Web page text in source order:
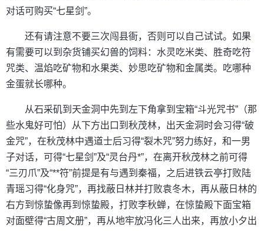
对话可购买“七星剑”。
还有请注意不要三次闯县衙，否则可以自己试试。如果
有需要可以到杂货铺买幻兽的饲料：水灵吃米类、胜奇吃符
咒类、温焰吃矿物和水果类、妙思吃矿物和金属类。吃哪种
金蛋就长哪种。
从石采矶到天金洞中先到左下角拿到宝箱“斗光咒书”（那
些水鬼好可怕）从下方出口到秋茂林，出天金洞时会习得“破
金咒”，在秋茂林中遇道士后习得“裂木咒”努力练好，和一男
子对话，可得“七星剑”及“灵台丹*”，在离开秋茂林之前可得
“三刃爪”及“**符”前提是有与遇到秦福，之后进铁云亭打败陆
青瑶习得“化身咒”，再找蔽日林并打败袁冬木，再从蔽日林的
右方到惊蛰像再到惊蛰殿，打败李秋蝉，在惊蛰殿下面宝箱
对面壁得“古周文册”，再从地牢放冯化三人出来，再放小夕出